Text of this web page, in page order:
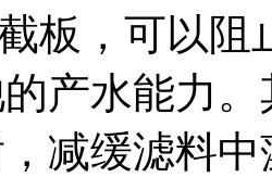
，可以阻
产水能力
减缓滤料